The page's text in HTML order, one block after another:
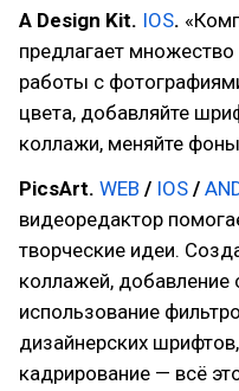
A Design Kit. IOS.
предлагает
работы с
цвета, добавляйте
коллажи, меняйте
PicsArt. WEB / IOS /
видеоредактор
творческие идеи.
коллажей, добавление
использование
дизайнерских
кадрирование — всё